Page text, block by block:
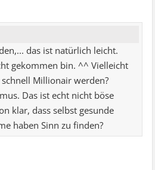
das ist natürlich leicht.
gekommen bin. ^^ Vielleicht
Millionair werden?
Das ist echt nicht böse
klar, dass selbst gesunde
haben Sinn zu finden?